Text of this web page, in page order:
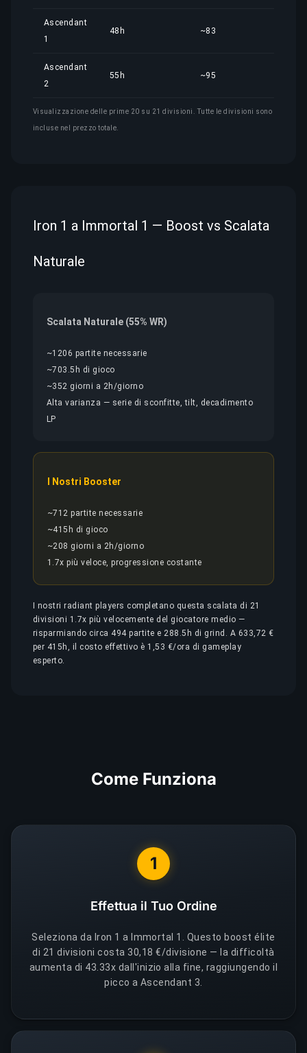
Ascendant
1
48h ~83
Ascendant
2
55h ~95
Visualizzazione delle prime 20 su 21 divisioni. Tutte le divisioni sono
incluse nel prezzo totale.
Iron 1 a Immortal 1 — Boost vs Scalata
Naturale
Scalata Naturale (55% WR)
~1206 partite necessarie
~703.5h di gioco
~352 giorni a 2h/giorno
Alta varianza — serie di sconfitte, tilt, decadimento
LP
I Nostri Booster
~712 partite necessarie
~415h di gioco
~208 giorni a 2h/giorno
1.7x più veloce, progressione costante
I nostri radiant players completano questa scalata di 21
divisioni 1.7x più velocemente del giocatore medio —
risparmiando circa 494 partite e 288.5h di grind. A 633,72 €
per 415h, il costo effettivo è 1,53 €/ora di gameplay
esperto.
Come Funziona
1
Effettua il Tuo Ordine
Seleziona da Iron 1 a Immortal 1. Questo boost élite
di 21 divisioni costa 30,18 €/divisione — la difficoltà
aumenta di 43.33x dall'inizio alla fine, raggiungendo il
picco a Ascendant 3.